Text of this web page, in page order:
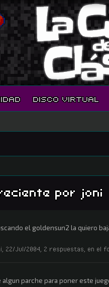
DISCO VIRTUAL
por joni
el goldensun2 la quiero
22/Jul/2004 , 2 respuestas, en el
parche para poner este